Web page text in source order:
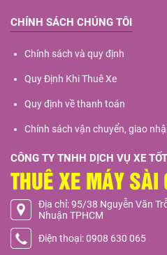
CHÍNH SÁCH CHÚNG TÔI
Chính sách và quy định
Quy Định Khi Thuê Xe
Quy định về thanh toán
Chính sách vận chuyển, giao
CÔNG TY TNHH DỊCH VỤ XE
THUÊ XE MÁY SÀI
Địa chỉ: 95/38 Nguyễn Văn
Nhuận TPHCM
Điện thoại: 0908 630 065